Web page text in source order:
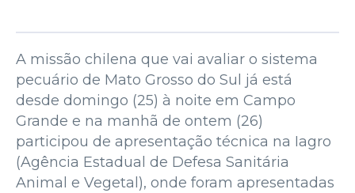
A missão chilena que vai avaliar o sistema
pecuário de Mato Grosso do Sul já está
desde domingo (25) à noite em Campo
Grande e na manhã de ontem (26)
participou de apresentação técnica na Iagro
(Agência Estadual de Defesa Sanitária
Animal e Vegetal), onde foram apresentadas